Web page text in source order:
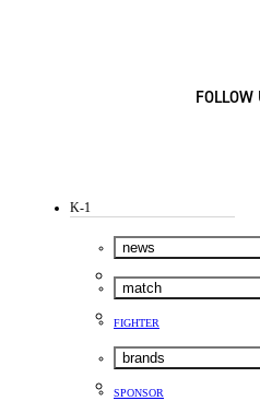
FOLLOW
K-1
news
match
FIGHTER
brands
SPONSOR